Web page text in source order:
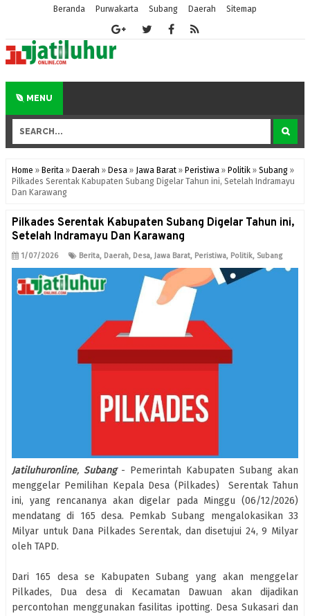
Beranda Purwakarta Subang Daerah Sitemap
MENU
Home » Berita » Daerah » Desa » Jawa Barat » Peristiwa » Politik » Subang »
Pilkades Serentak Kabupaten Subang Digelar Tahun ini, Setelah Indramayu
Dan Karawang
Pilkades Serentak Kabupaten Subang Digelar Tahun ini,
Setelah Indramayu Dan Karawang
1/07/2026 Berita, Daerah, Desa, Jawa Barat, Peristiwa, Politik, Subang
Jatiluhuronline, Subang - Pemerintah Kabupaten Subang akan
menggelar Pemilihan Kepala Desa (Pilkades) Serentak Tahun
ini, yang rencananya akan digelar pada Minggu (06/12/2026)
mendatang di 165 desa. Pemkab Subang mengalokasikan 33
Milyar untuk Dana Pilkades Serentak, dan disetujui 24, 9 Milyar
oleh TAPD.
Dari 165 desa se Kabupaten Subang yang akan menggelar
Pilkades, Dua desa di Kecamatan Dawuan akan dijadikan
percontohan menggunakan fasilitas ipotting. Desa Sukasari dan